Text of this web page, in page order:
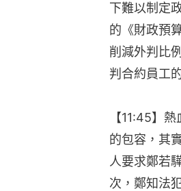
下難以制定
的《財政預
削減外判比
判合約員工
【11:45】
的包容，其
人要求鄭若
次，鄭知法